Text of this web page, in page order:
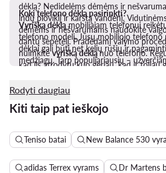
dėklą? Nedidelėms dėmėms ir
indų ploviklį ir karštą vandenį.
dėmėms ir nešvarumams naudokite
dantų šepetėlį. Pradėdami valymo
nuimkitevyrišką dėkląnuo telefono.
kad jis atrodytų kuo geriau, kad ir toliau
Kokį telefono dėklą pasirinkti?
Vyrišką dėkląmobiliajam telefonui
telefono modelį. Jūsų mobiliojo telefono
dėklai gali būti net kelių rūšių ir
medžiagų. Tarp populiariausių –
Galite rinktis telefono nugarėlės dėklą iš
abu šie variantai bus ilgaamžiai, tad
jūsų stiliui ar biudžetui. Aktyviems
dėklassu užtrauktuku. Ji galėsite
prisegti prie kelnių diržo ar kilpos – tai
Rodyti daugiau
Kiti taip pat ieškojo
Teniso batai New Balance 530
adidas Terrex vyrams Dr Martens